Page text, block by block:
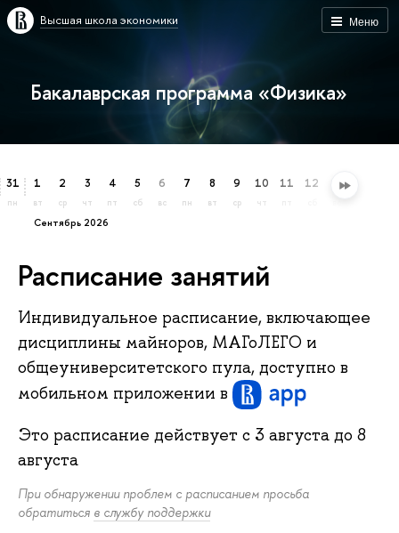
Меню
Высшая школа экономики
Бакалаврская программа «Физика»
31
пн
сентябрь 2026
1
вт
2
ср
3
чт
4
пт
5
сб
6
вс
7
пн
8
вт
9
ср
10
чт
11 12 13
Расписание занятий
Индивидуальное расписание, включающее
дисциплины майноров, МАГоЛЕГО и
общеуниверситетского пула, доступно в
мобильном приложении в
Это расписание действует с 3 августа до 8
августа
При обнаружении проблем с расписанием просьба
обратиться в службу поддержки